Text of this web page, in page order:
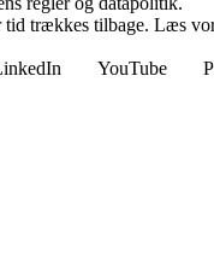
trækkes tilbage. Læs
YouTube